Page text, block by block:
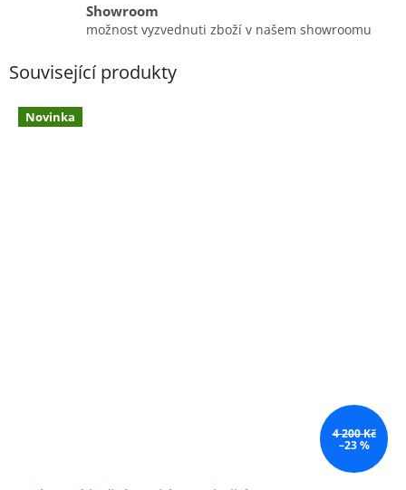
Showroom
možnost vyzvednuti zboží v našem showroomu
Související produkty
Novinka
4 200 Kč
–23 %